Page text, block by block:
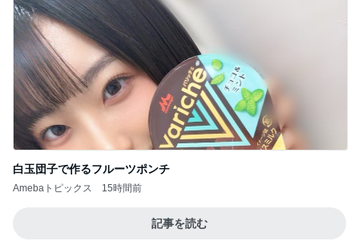
白玉団子で作るフルーツポンチ
Amebaトピックス 15時間前
記事を読む